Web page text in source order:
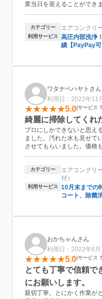
業当日を迎えることができま
作業開始前に作業内容や自
りやすく説明頂けました。
また、作業自体も丁寧でした
カテゴリー エアコンクリ
利用サービス
高圧内部洗浄
績【PayPay可
ワタナベハヤトさん
利用日：2022年11
5.0 サービス
綺麗に掃除してくれ
プロにしかできないと思え
ました。汚れた水も見せて
させてもらいました。価格
べてリーズナブルだと思
す。
カテゴリー
エアコンクリ
付）
利用サービス
10月末までの
コート、除菌
おかちゃんさん
利用日：2022年6月
5.0 サービス
とても丁寧で信頼で
にお願いします。
親切丁寧。とにかく作業が